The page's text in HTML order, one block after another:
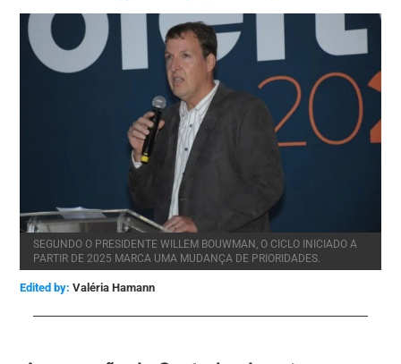
SEGUNDO O PRESIDENTE WILLEM BOUWMAN, O CICLO INICIADO A
PARTIR DE 2025 MARCA UMA MUDANÇA DE PRIORIDADES.
Edited by: Valéria Hamann